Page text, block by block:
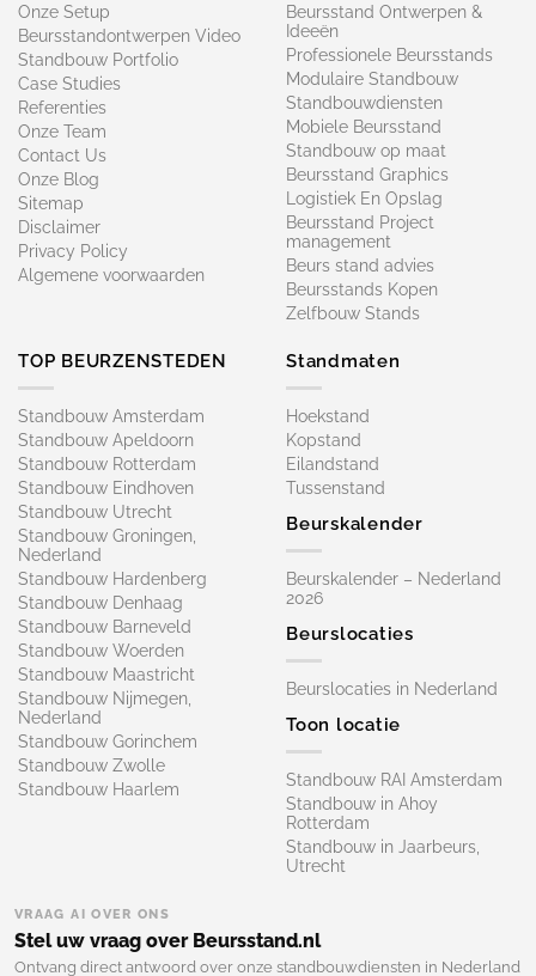
Onze Setup
Beursstandontwerpen Video
Standbouw Portfolio
Case Studies
Referenties
Onze Team
Contact Us
Onze Blog
Sitemap
Disclaimer
Privacy Policy
Algemene voorwaarden
Beursstand Ontwerpen &
Ideeën
Professionele Beursstands
Modulaire Standbouw
Standbouwdiensten
Mobiele Beursstand
Standbouw op maat​
Beursstand Graphics
Logistiek En Opslag
Beursstand Project
management
Beurs stand advies
Beursstands Kopen
Zelfbouw Stands
TOP BEURZENSTEDEN
Standbouw Amsterdam
Standbouw Apeldoorn
Standbouw Rotterdam
Standbouw Eindhoven
Standbouw Utrecht
Standbouw Groningen,
Nederland
Standbouw Hardenberg
Standbouw Denhaag
Standbouw Barneveld
Standbouw Woerden
Standbouw Maastricht
Standbouw Nijmegen,
Nederland
Standbouw Gorinchem
Standbouw Zwolle
Standbouw Haarlem
Standmaten
Hoekstand
Kopstand
Eilandstand
Tussenstand
Beurskalender
Beurskalender – Nederland
2026
Beurslocaties
Beurslocaties in Nederland
Toon locatie
Standbouw RAI Amsterdam
Standbouw in Ahoy
Rotterdam
Standbouw in Jaarbeurs,
Utrecht
VRAAG AI OVER ONS
Stel uw vraag over Beursstand.nl
Ontvang direct antwoord over onze standbouwdiensten in Nederland